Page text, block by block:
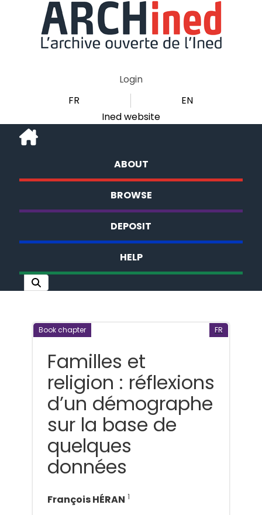
Login
FR
EN
Ined website
ABOUT
BROWSE
DEPOSIT
HELP
Book chapter FR
Familles et
religion : réflexions
d’un démographe
sur la base de
quelques
données
François HÉRAN 1